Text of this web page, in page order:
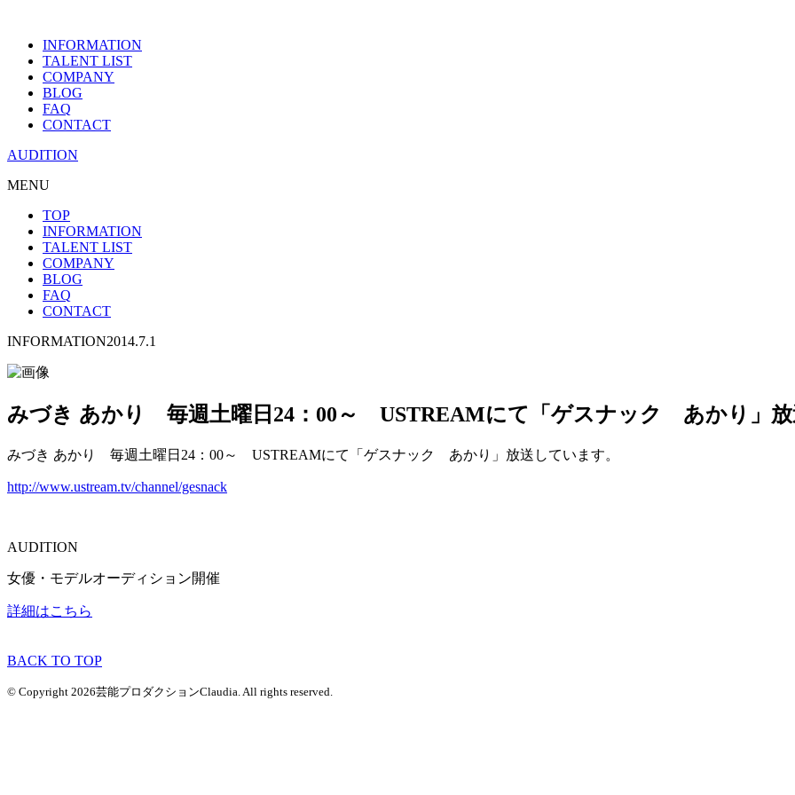
INFORMATION
TALENT LIST
COMPANY
BLOG
FAQ
CONTACT
AUDITION
MENU
TOP
INFORMATION
TALENT LIST
COMPANY
BLOG
FAQ
CONTACT
INFORMATION2014.7.1
みづき あかり 毎週土曜日24：00～ USTREAMにて「ゲスナック あかり」放
みづき あかり 毎週土曜日24：00～ USTREAMにて「ゲスナック あかり」放送しています。
http://www.ustream.tv/channel/gesnack
AUDITION
女優・モデルオーディション開催
詳細はこちら
BACK TO TOP
© Copyright 2026芸能プロダクションClaudia. All rights reserved.